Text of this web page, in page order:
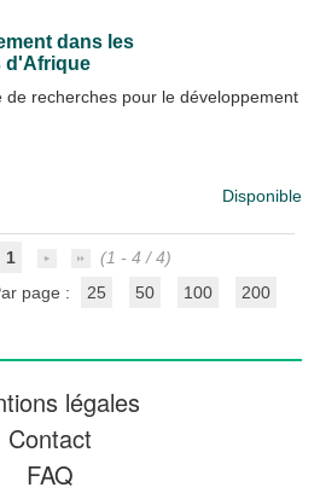
dans les
d'Afrique
de recherches pour le développement
Disponible
1
(1 - 4 / 4)
page :
25 50 100 200
légales
Contact
FAQ